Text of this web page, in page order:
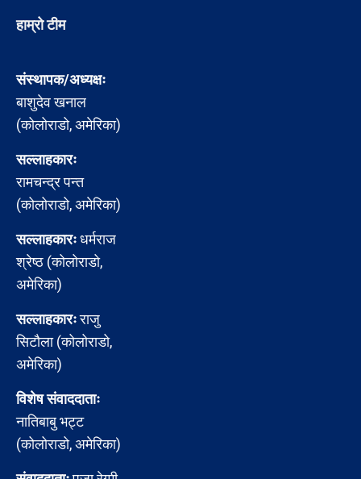
हाम्रो टीम
संस्थापक/अध्यक्षः
बाशुदेव खनाल
(कोलोराडो, अमेरिका)
सल्लाहकारः
रामचन्द्र पन्त
(कोलोराडो, अमेरिका)
सल्लाहकारःधर्मराज
श्रेष्ठ (कोलोराडो,
अमेरिका)
सल्लाहकारःराजु
सिटौला (कोलोराडो,
अमेरिका)
विशेष संवाददाताः
नातिबाबु भट्ट
(कोलोराडो, अमेरिका)